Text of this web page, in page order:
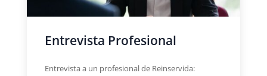
Entrevista Profesional
Entrevista a un profesional de Reinservida: